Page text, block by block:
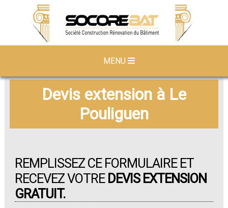
MENU
Devis extension à Le
Pouliguen
REMPLISSEZ CE FORMULAIRE ET
RECEVEZ VOTRE DEVIS EXTENSION
GRATUIT.